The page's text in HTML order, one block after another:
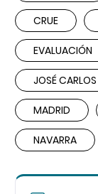
CRUE
EVALUACIÓN
JOSÉ
MADRID
NAVARRA